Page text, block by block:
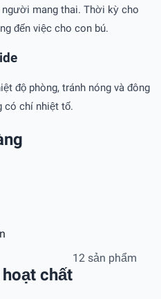
mang thai. Thời kỳ cho
đến việc cho con bú.
độ phòng, tránh nóng và đông
có chí nhiệt tố.
chất
12 sản phẩm